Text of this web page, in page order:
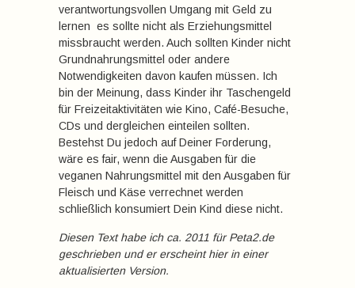
verantwortungsvollen Umgang mit Geld zu
lernen  es sollte nicht als Erziehungsmittel
missbraucht werden. Auch sollten Kinder nicht
Grundnahrungsmittel oder andere
Notwendigkeiten davon kaufen müssen. Ich
bin der Meinung, dass Kinder ihr Taschengeld
für Freizeitaktivitäten wie Kino, Café-Besuche,
CDs und dergleichen einteilen sollten.
Bestehst Du jedoch auf Deiner Forderung,
wäre es fair, wenn die Ausgaben für die
veganen Nahrungsmittel mit den Ausgaben für
Fleisch und Käse verrechnet werden 
schließlich konsumiert Dein Kind diese nicht.
Diesen Text habe ich ca. 2011 für Peta2.de
geschrieben und er erscheint hier in einer
aktualisierten Version.